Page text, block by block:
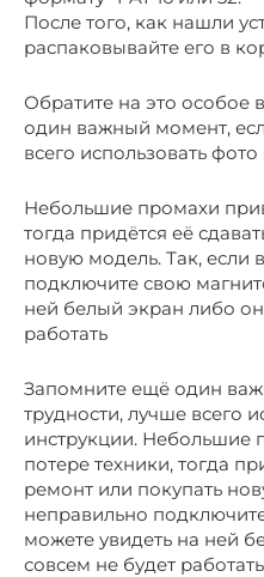
После того, как нашли
распаковывайте его в
Обратите на это особое
один важный момент,
всего использовать
Небольшие промахи
тогда придётся её
новую модель. Так, если
подключите свою
ней белый экран либо
работать
Запомните ещё один
трудности, лучше всего
инструкции. Небольшие
потере техники, тогда
ремонт или покупать
неправильно
можете увидеть на ней
совсем не будет